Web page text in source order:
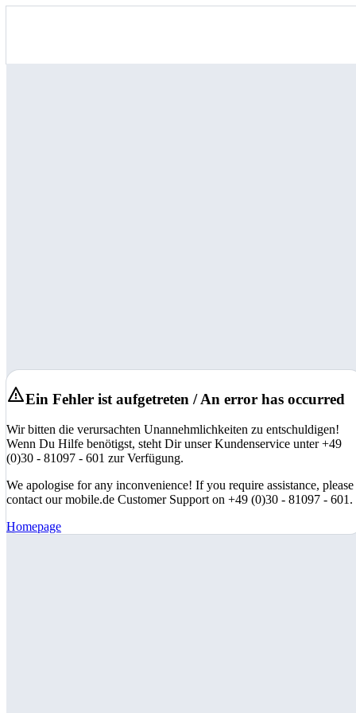
Ein Fehler ist aufgetreten / An error has occurred
Wir bitten die verursachten Unannehmlichkeiten zu entschuldigen!
Wenn Du Hilfe benötigst, steht Dir unser Kundenservice unter +49
(0)30 - 81097 - 601 zur Verfügung.
We apologise for any inconvenience! If you require assistance, please
contact our mobile.de Customer Support on +49 (0)30 - 81097 - 601.
Homepage